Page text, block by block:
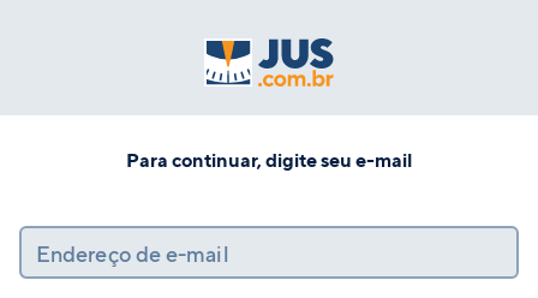
Para continuar, digite seu e-mail
Endereço de e-mail